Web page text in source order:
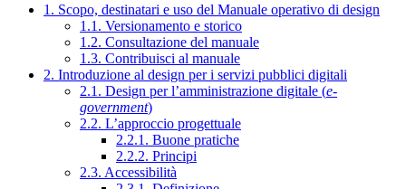
1. Scopo, destinatari e uso del Manuale operativo di design
1.1. Versionamento e storico
1.2. Consultazione del manuale
1.3. Contribuisci al manuale
2. Introduzione al design per i servizi pubblici digitali
2.1. Design per l’amministrazione digitale (e-
government)
2.2. L’approccio progettuale
2.2.1. Buone pratiche
2.2.2. Principi
2.3. Accessibilità